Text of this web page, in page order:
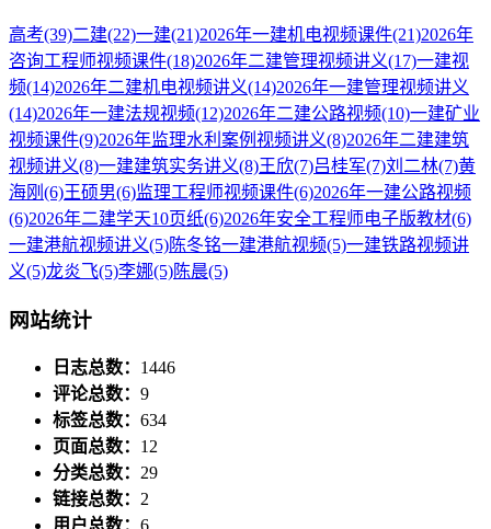
高考(39)二建(22)一建(21)2026年一建机电视频课件(21)2026年
咨询工程师视频课件(18)2026年二建管理视频讲义(17)一建视
频(14)2026年二建机电视频讲义(14)2026年一建管理视频讲义
(14)2026年一建法规视频(12)2026年二建公路视频(10)一建矿业
视频课件(9)2026年监理水利案例视频讲义(8)2026年二建建筑
视频讲义(8)一建建筑实务讲义(8)王欣(7)吕桂军(7)刘二林(7)黄
海刚 (6)王硕男(6)监理工程师视频课件(6)2026年一建公路视频
(6)2026年二建学天10页纸(6)2026年安全工程师电子版教材(6)
一建港航视频讲义(5)陈冬铭一建港航视频(5)一建铁路视频讲
义(5)龙炎飞(5)李娜(5)陈晨(5)
网站统计
日志总数： 1446
评论总数： 9
标签总数： 634
页面总数： 12
分类总数： 29
链接总数： 2